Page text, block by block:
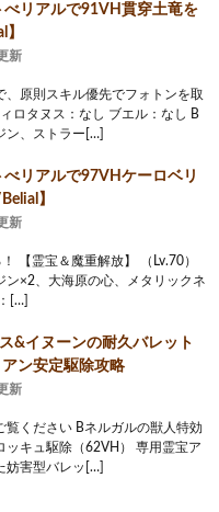
べリアルで91VH貫穿土竜を
新
、原則スキル優先でフォトンを取
ロタヌス：なし ブエル：なし B
ン、ストラー[…]
べリアルで97VHケーロベリ
】
新
【霊宝＆魔重解放】 （Lv.70）
ン×2、大海原の心、メタリックネ
[…]
&イヌーンの耐久バレット
ン安定駆除攻略
新
ください Bネルガルの獣人特効
ッキュ駆除（62VH） 専用霊宝ア
妨害型バレッ[…]